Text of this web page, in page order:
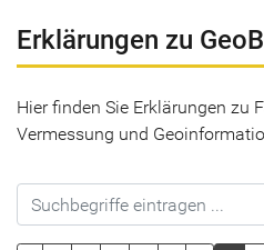
Erklärungen zu
Hier finden Sie Erklärungen zu
Vermessung und